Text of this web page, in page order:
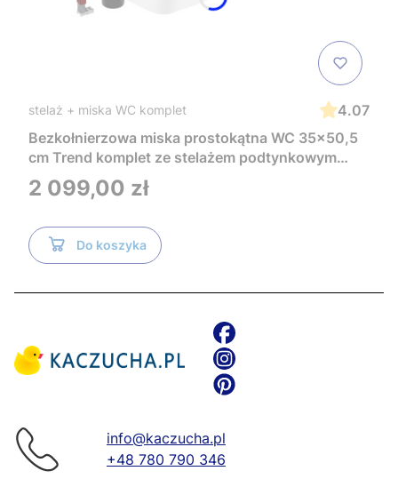
stelaż + miska WC komplet
4.07
Bezkołnierzowa miska prostokątna WC 35x50,5
cm Trend komplet ze stelażem podtynkowym
Tece i czarnym przyciskiem TeceNow
TR2216+Tece
Cena
2 099,00 zł
Do koszyka
info@kaczucha.pl
+48 780 790 346